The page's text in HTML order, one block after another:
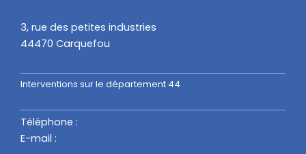
3, rue des petites industries
44470 Carquefou
Interventions sur le département 44
Téléphone :
E-mail :